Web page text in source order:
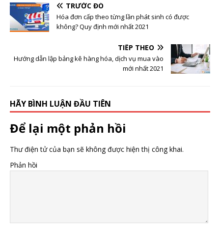
TRƯỚC ĐÓ
Hóa đơn cấp theo từng lần phát sinh có được
không? Quy định mới nhất 2021
TIẾP THEO
Hướng dẫn lập bảng kê hàng hóa, dịch vụ mua vào
mới nhất 2021
HÃY BÌNH LUẬN ĐẦU TIÊN
Để lại một phản hồi
Thư điện tử của bạn sẽ không được hiện thị công khai.
Phản hồi